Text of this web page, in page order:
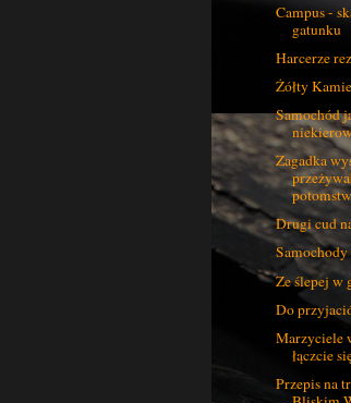
Campus -
gatunku
Harcerze
Żółty
Samochód
Zagadka
Drugi cud
Samochody
Ze ślepej w
Do
Marzyciele
łączcie
Przepis na